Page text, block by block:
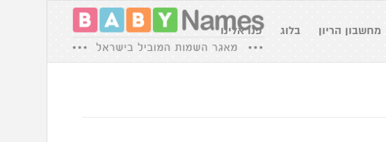
מחשבון הריון בלוג פנו אלינו